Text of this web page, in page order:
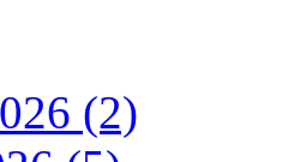
(2)